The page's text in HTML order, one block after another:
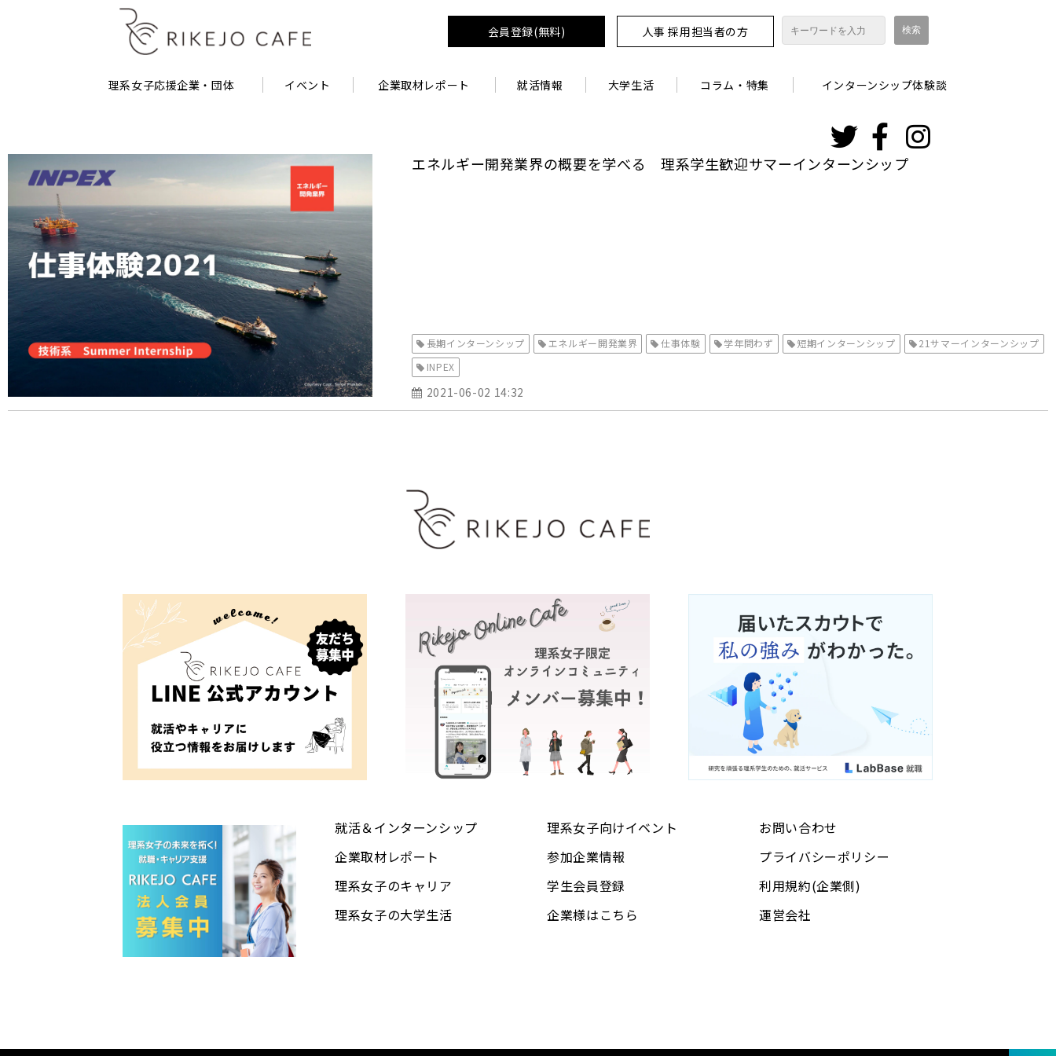
会員登録(無料) 人事 採用担当者の方
理系女子応援企業・団体 イベント 企業取材レポート 就活情報 大学生活 コラム・特集 インターンシップ体験談
エネルギー開発業界の概要を学べる 理系学生歓迎サマーインターンシップ
長期インターンシップ エネルギー開発業界 仕事体験 学年問わず 短期インターンシップ
21サマーインターンシップ
INPEX
2021-06-02 14:32
就活＆インターンシップ
企業取材レポート
理系女子のキャリア
理系女子の大学生活
理系女子向けイベント
参加企業情報
学生会員登録
企業様はこちら
お問い合わせ
プライバシーポリシー
利用規約(企業側)
運営会社